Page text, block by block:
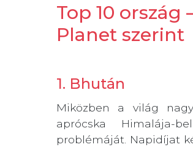
Top 10 ország
Planet szerint
1. Bhután
Miközben a világ
aprócska Himalája-
problémáját. Napidíjat